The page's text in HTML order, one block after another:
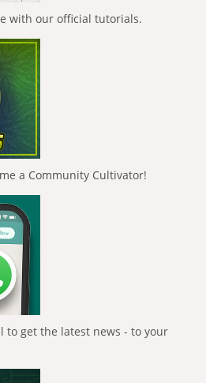
with our official tutorials.
a Community Cultivator!
to get the latest news - to your